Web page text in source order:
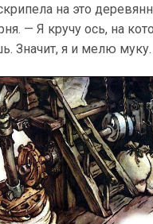
на это
— Я кручу ось, на
Значит, я и мелю муку.